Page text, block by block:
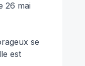
26 mai
se
est